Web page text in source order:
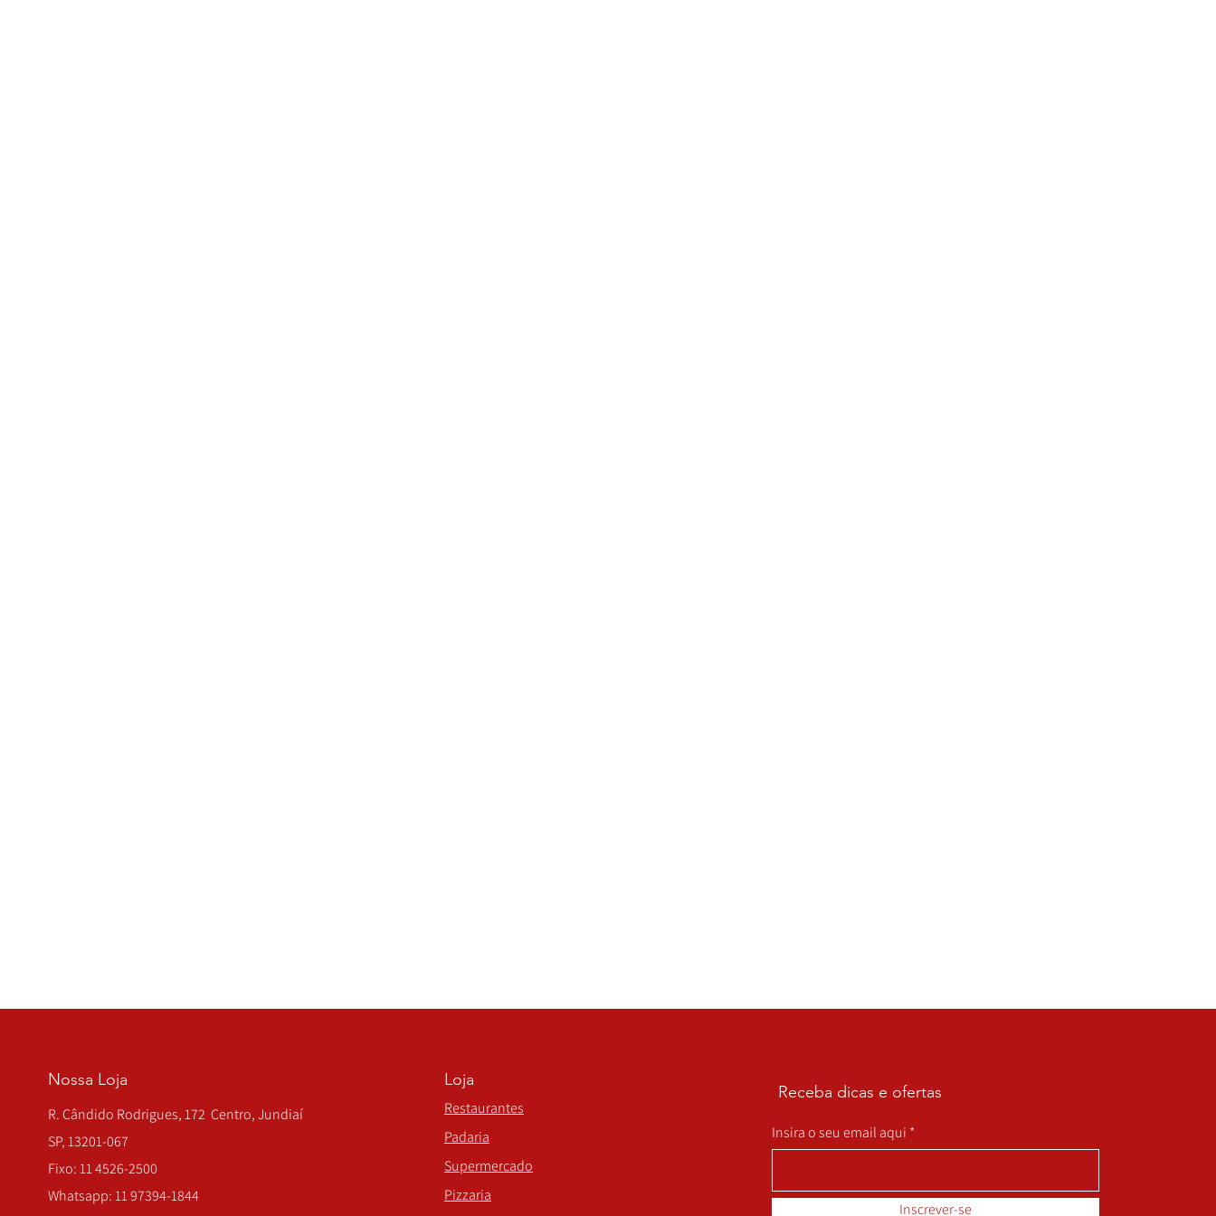
Nossa Loja
R. Cândido Rodrigues, 172 Centro, Jundiaí
SP, 13201-067
Fixo: 11 4526-2500
Whatsapp: 11 97394-1844
Loja
Restaurantes
Padaria
Supermercado
Pizzaria
Receba dicas e ofertas
Insira o seu email aqui
Inscrever-se